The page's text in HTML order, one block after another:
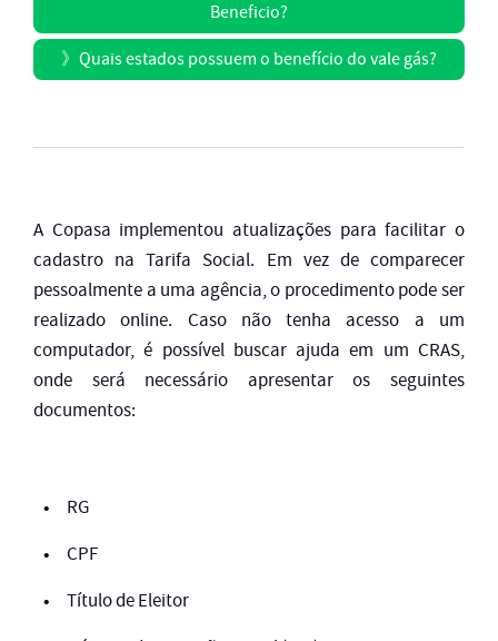
Beneficio?
》 Quais estados possuem o benefício do vale gás?
A Copasa implementou atualizações para facilitar o
cadastro na Tarifa Social. Em vez de comparecer
pessoalmente a uma agência, o procedimento pode ser
realizado online. Caso não tenha acesso a um
computador, é possível buscar ajuda em um CRAS,
onde será necessário apresentar os seguintes
documentos:
RG
CPF
Título de Eleitor